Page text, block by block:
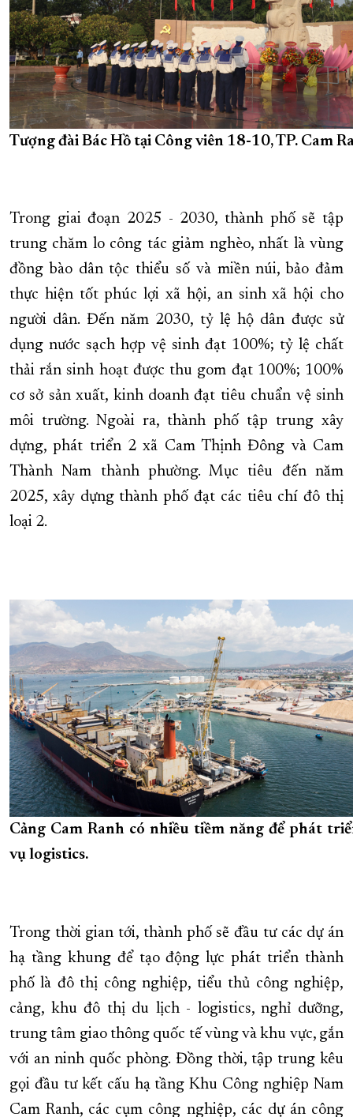
Tượng đài Bác Hồ tại Công viên 18-10, TP. Cam
Trong giai đoạn 2025 - 2030, thành phố sẽ tập
trung chăm lo công tác giảm nghèo, nhất là vùng
đồng bào dân tộc thiểu số và miền núi, bảo đảm
thực hiện tốt phúc lợi xã hội, an sinh xã hội cho
người dân. Đến năm 2030, tỷ lệ hộ dân được sử
dụng nước sạch hợp vệ sinh đạt 100%; tỷ lệ chất
thải rắn sinh hoạt được thu gom đạt 100%; 100%
cơ sở sản xuất, kinh doanh đạt tiêu chuẩn vệ sinh
môi trường. Ngoài ra, thành phố tập trung xây
dựng, phát triển 2 xã Cam Thịnh Đông và Cam
Thành Nam thành phường. Mục tiêu đến năm
2025, xây dựng thành phố đạt các tiêu chí đô thị
loại 2.
Cảng Cam Ranh có nhiều tiềm năng để phát
vụ logistics.
Trong thời gian tới, thành phố sẽ đầu tư các dự án
hạ tầng khung để tạo động lực phát triển thành
phố là đô thị công nghiệp, tiểu thủ công nghiệp,
cảng, khu đô thị du lịch - logistics, nghỉ dưỡng,
trung tâm giao thông quốc tế vùng và khu vực, gắn
với an ninh quốc phòng. Đồng thời, tập trung kêu
gọi đầu tư kết cấu hạ tầng Khu Công nghiệp Nam
Cam Ranh, các cụm công nghiệp, các dự án công